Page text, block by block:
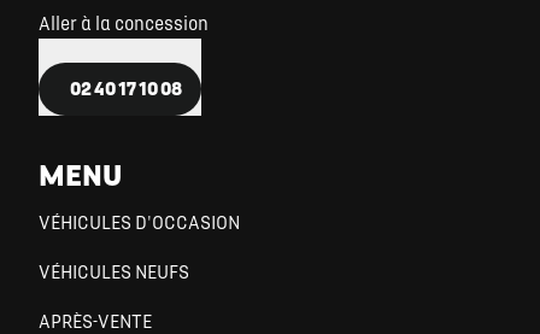
Aller à la concession
02 40 17 10 08
MENU
VÉHICULES D'OCCASION
VÉHICULES NEUFS
APRÈS-VENTE